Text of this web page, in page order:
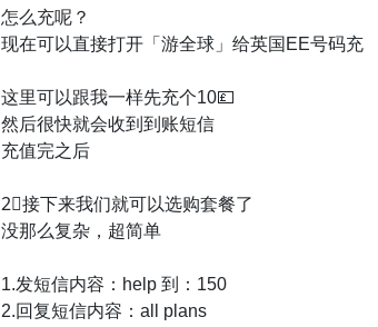
怎么充呢？
现在可以直接打开「游全球」给英国EE号码充
这里可以跟我一样先充个10💷
然后很快就会收到到账短信
充值完之后
2⃣️接下来我们就可以选购套餐了
没那么复杂，超简单
1.发短信内容：help 到：150
2.回复短信内容：all plans